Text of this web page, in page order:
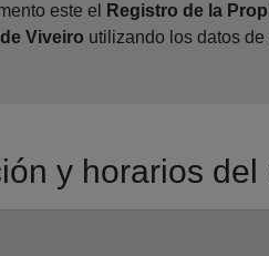
este el Registro de la
Viveiro utilizando los datos
y horarios